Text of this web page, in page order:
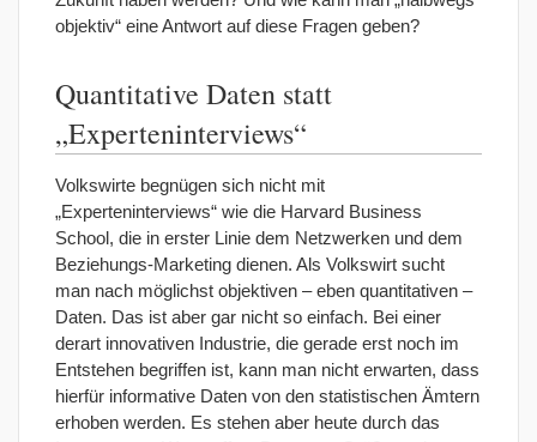
objektiv“ eine Antwort auf diese Fragen geben?
Quantitative Daten statt
„Experteninterviews“
Volkswirte begnügen sich nicht mit
„Experteninterviews“ wie die Harvard Business
School, die in erster Linie dem Netzwerken und dem
Beziehungs-Marketing dienen. Als Volkswirt sucht
man nach möglichst objektiven – eben quantitativen –
Daten. Das ist aber gar nicht so einfach. Bei einer
derart innovativen Industrie, die gerade erst noch im
Entstehen begriffen ist, kann man nicht erwarten, dass
hierfür informative Daten von den statistischen Ämtern
erhoben werden. Es stehen aber heute durch das